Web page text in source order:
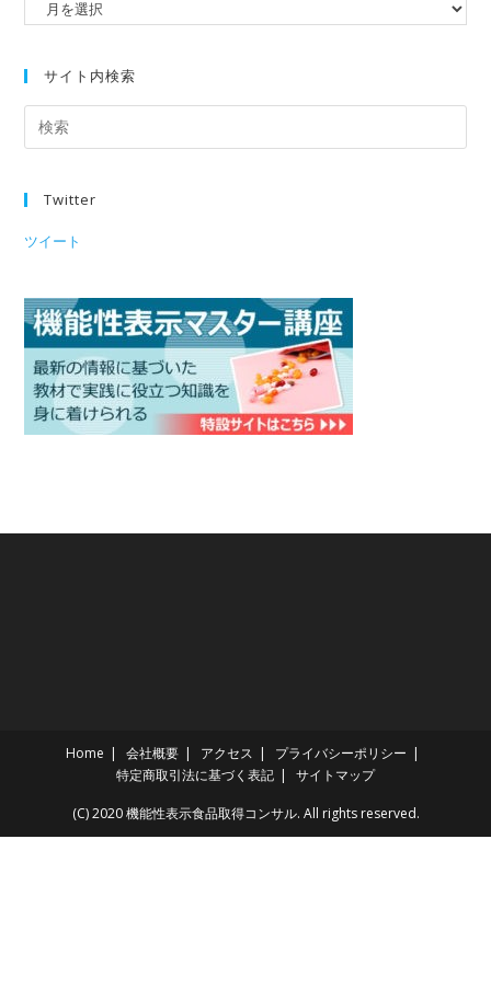
サイト内検索
Twitter
ツイート
Home 会社概要 アクセス
プライバシーポリシー
特定商取引法に基づく表記
サイトマップ
(C) 2020 機能性表示食品取得コンサル. All rights reserved.